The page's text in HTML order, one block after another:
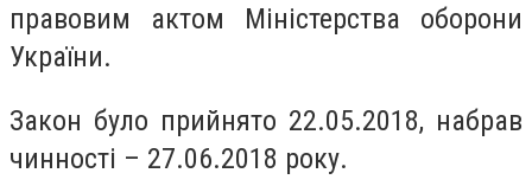
правовим актом Міністерства оборони
України.
Закон було прийнято 22.05.2018, набрав
чинності – 27.06.2018 року.